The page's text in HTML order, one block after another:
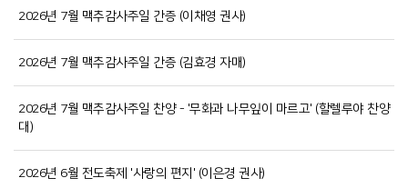
2026년 7월 맥추감사주일 간증 (이채영 권사)
2026년 7월 맥추감사주일 간증 (김효경 자매)
2026년 7월 맥추감사주일 찬양 - '무화과 나무잎이 마르고' (할렐루야 찬양
대)
2026년 6월 전도축제 '사랑의 편지' (이은경 권사)